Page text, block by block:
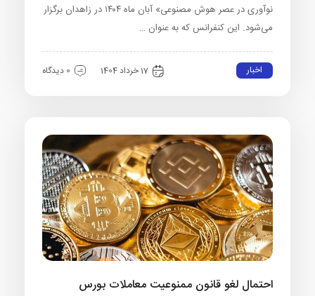
نوآوری در عصر هوش مصنوعی» آبان ماه ۱۴۰۴ در زاهدان برگزار
می‌شود. این کنفرانس که به عنوان …
اخبار 17 خرداد 1404 0 دیدگاه
احتمال لغو قانون ممنوعیت معاملات بورس